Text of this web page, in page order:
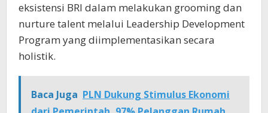
eksistensi BRI dalam melakukan grooming dan
nurture talent melalui Leadership Development
Program yang diimplementasikan secara
holistik.
Baca Juga PLN Dukung Stimulus Ekonomi